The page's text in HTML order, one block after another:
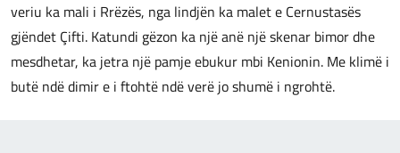
veriu ka mali i Rrëzës, nga lindjën ka malet e Cernustasës
gjëndet Çifti. Katundi gëzon ka një anë një skenar bimor dhe
mesdhetar, ka jetra një pamje ebukur mbi Kenionin. Me klimë i
butë ndë dimir e i ftohtë ndë verë jo shumë i ngrohtë.